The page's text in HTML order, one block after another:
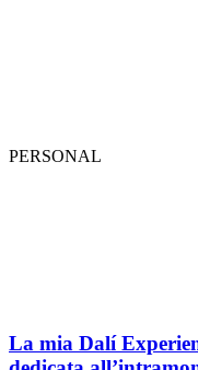
PERSONAL
La mia Dalí